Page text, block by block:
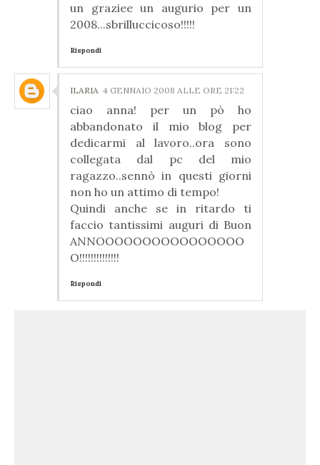
un graziee un augurio per un
2008...sbrilluccicoso!!!!!
Rispondi
ILARIA 4 GENNAIO 2008 ALLE ORE 21:22
ciao anna! per un pò ho
abbandonato il mio blog per
dedicarmi al lavoro..ora sono
collegata dal pc del mio
ragazzo..sennò in questi giorni
non ho un attimo di tempo!
Quindi anche se in ritardo ti
faccio tantissimi auguri di Buon
ANNOOOOOOOOOOOOOOOO
O!!!!!!!!!!!!!!
Rispondi